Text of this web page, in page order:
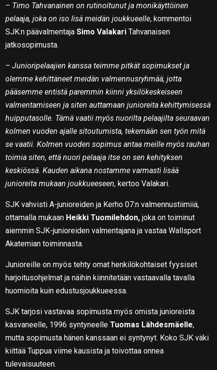
– Timo Tahvanainen on rutinoitunut ja monikäyttöinen
pelaaja, joka on iso lisä meidän joukkueelle, kommentoi
SJK:n päävalmentajaSimo Valakari Tahvanaisen
jatkosopimusta.
–Junioripelaajien kanssa teimme pitkät sopimukset ja
olemme kehittäneet meidän valmennusryhmää, jotta
pääsemme entistä paremmin kiinni yksilökeskeiseen
valmentamiseen ja siten auttamaan junioreita kehittymisessä
huipputasolle. Tämä vaatii myös nuorilta pelaajilta seuraavan
kolmen vuoden ajalle sitoutumista, tekemään sen työn mitä
se vaatii. Kolmen vuoden sopimus antaa meille myös rauhan
toimia siten, että nuori pelaaja itse on sen kehityksen
keskiössä. Kauden aikana nostamme varmasti lisää
junioreita mukaan joukkueeseen, kertoo Valakari.
SJK vahvisti A-junioreiden ja Kerho 07:n valmennustiimiiä,
ottamalla mukaan Heikki Tuomilehdon, joka on toiminut
aiemmin SJK-junioreiden valmentajana ja vastaa Wallsport
Akatemian toiminnasta.
Junioreille on myös tehty omat henkilökohtaiset fyysiset
harjoitusohjelmat ja näihin kiinnitetään vastaavalla tavalla
huomioita kuin edustusjoukkueessa.
SJK tarjosi vastavaa sopimusta myös omista junioreista
kasvaneelle, 1996 syntyneelle Tuomas Lähdesmäelle,
mutta sopimusta hänen kanssaan ei syntynyt. Koko SJK väki
kiittää Tuppua viime kausista ja toivottaa onnea
tulevaisuuteen.